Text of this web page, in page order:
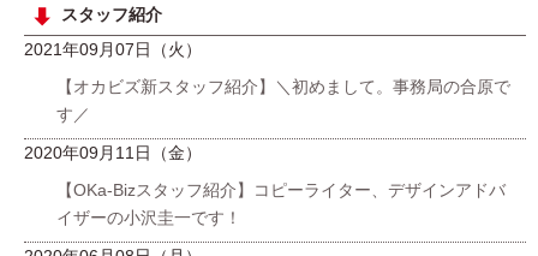
スタッフ紹介
2021年09月07日（火）
【オカビズ新スタッフ紹介】＼初めまして。事務局の合原で
す／
2020年09月11日（金）
【OKa-Bizスタッフ紹介】コピーライター、デザインアドバ
イザーの小沢圭一です！